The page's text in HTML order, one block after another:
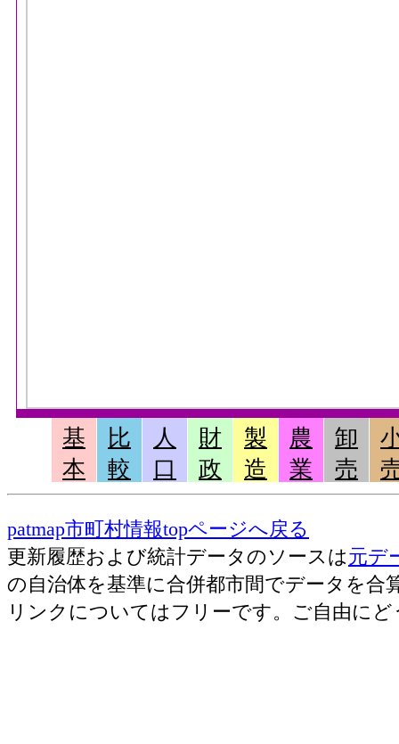
基
本
比
較
人
口
財
政
製
造
農
業
卸
売
patmap市町村情報topページへ戻る
更新履歴および統計データのソースは元デ
の自治体を基準に合併都市間でデータを合
リンクについてはフリーです。ご自由にど